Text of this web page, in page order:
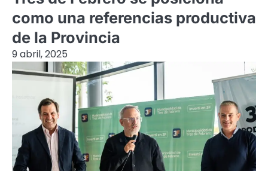
como una referencias productiva
de la Provincia
9 abril, 2025